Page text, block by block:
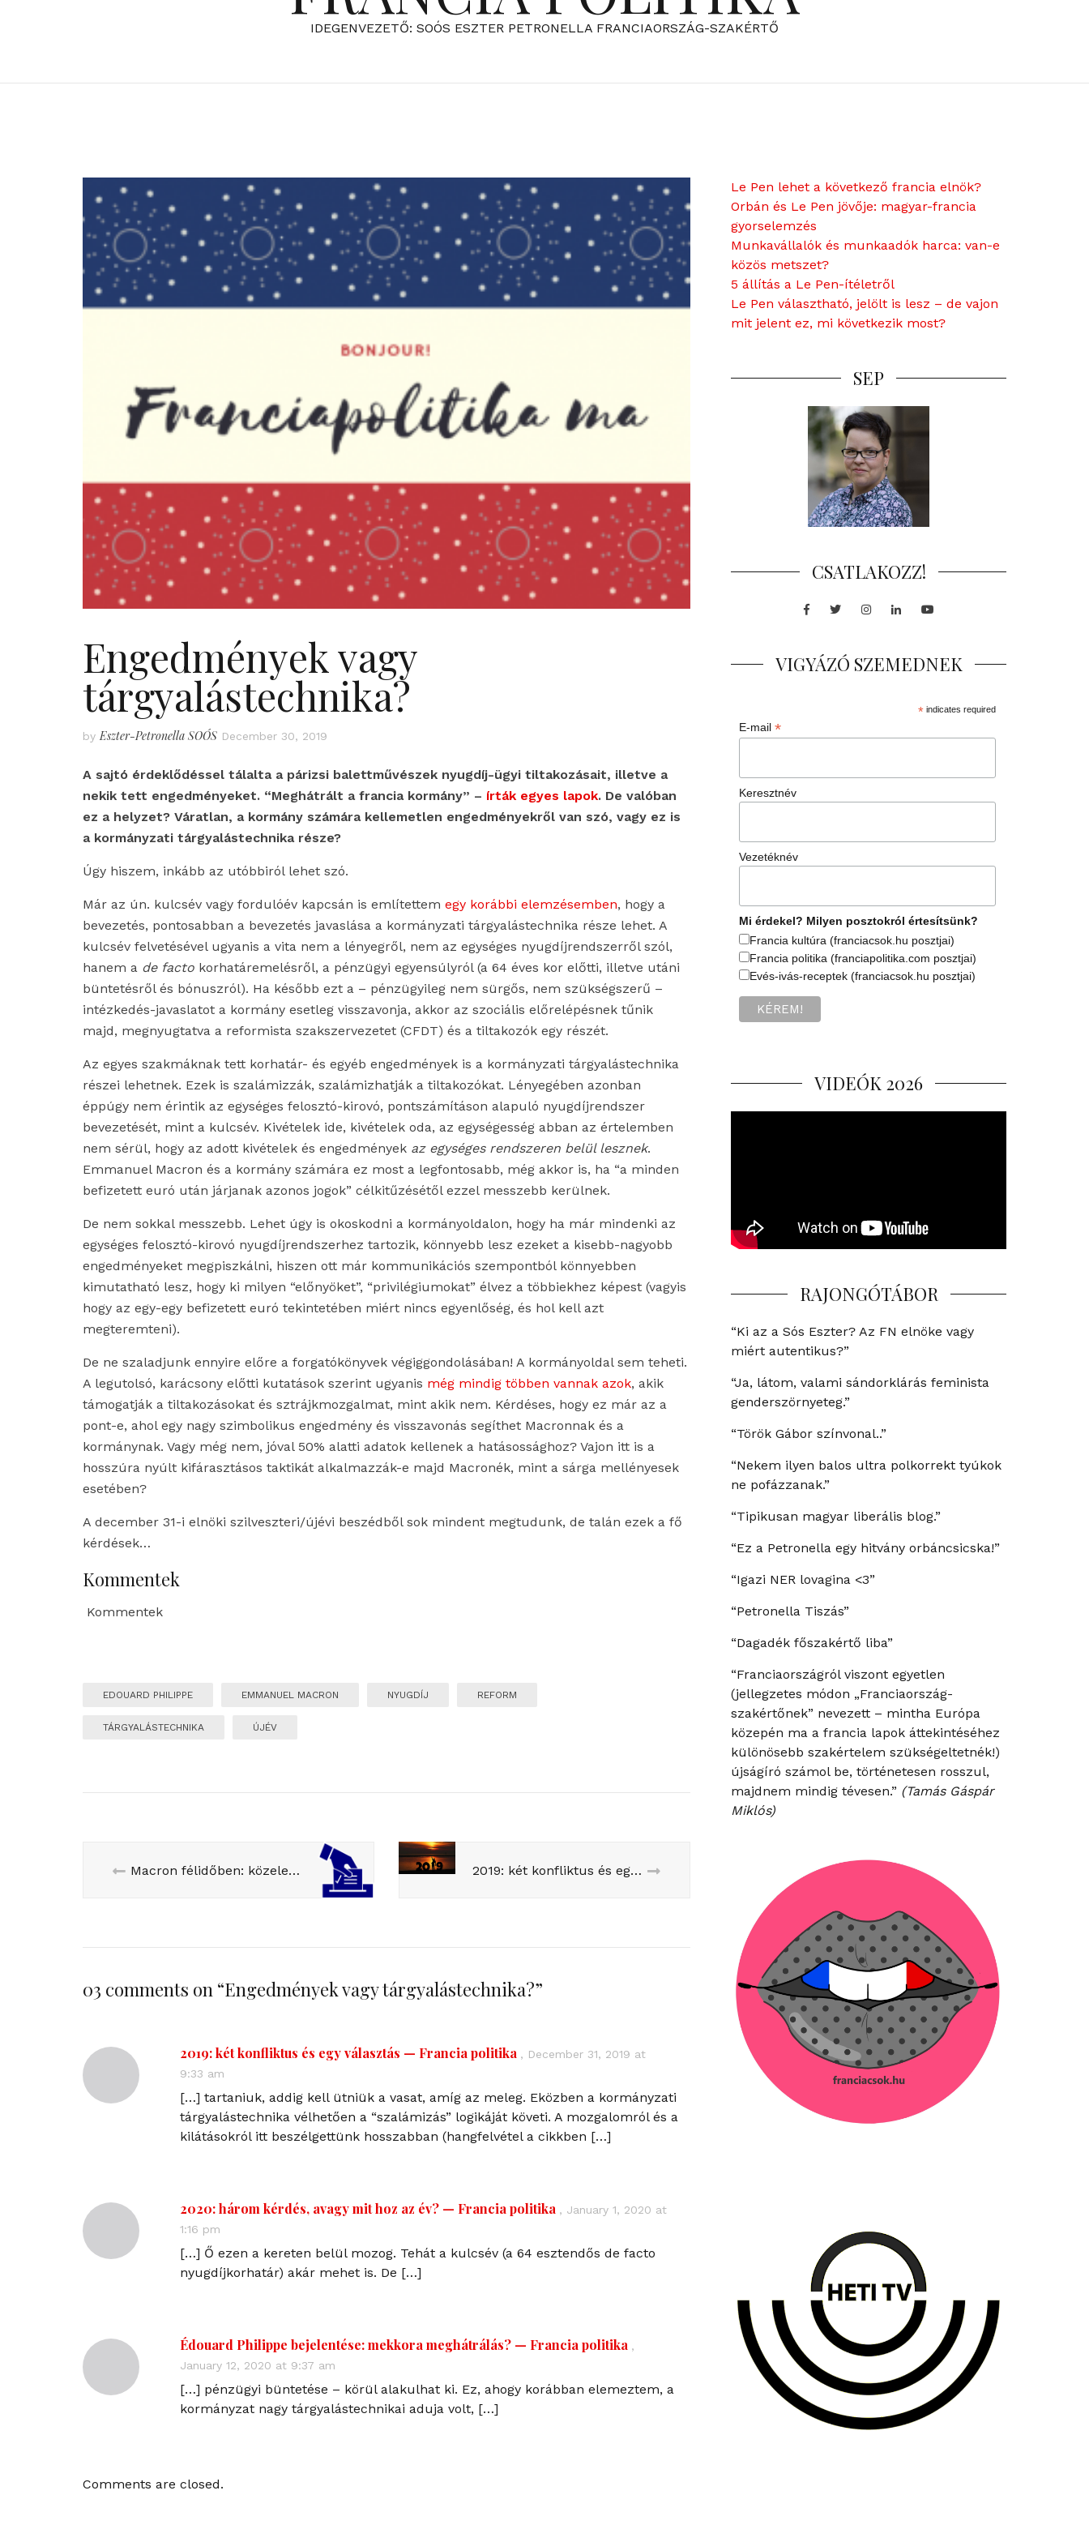
IDEGENVEZETŐ: SOÓS ESZTER PETRONELLA FRANCIAORSZÁG-SZAKÉRTŐ
Engedmények vagy
tárgyalástechnika?
byEszter-Petronella SOÓS December 30, 2019
A sajtó érdeklődéssel tálalta a párizsi balettművészek nyugdíj-ügyi tiltakozásait, illetve a
nekik tett engedményeket. “Meghátrált a francia kormány” – írták egyes lapok. De valóban
ez a helyzet? Váratlan, a kormány számára kellemetlen engedményekről van szó, vagy ez is
a kormányzati tárgyalástechnika része?
Úgy hiszem, inkább az utóbbiról lehet szó.
Már az ún. kulcsév vagy fordulóév kapcsán is említettem egy korábbi elemzésemben, hogy a
bevezetés, pontosabban a bevezetés javaslása a kormányzati tárgyalástechnika része lehet. A
kulcsév felvetésével ugyanis a vita nem a lényegről, nem az egységes nyugdíjrendszerről szól,
hanem a de facto korhatáremelésről, a pénzügyi egyensúlyról (a 64 éves kor előtti, illetve utáni
büntetésről és bónuszról). Ha később ezt a – pénzügyileg nem sürgős, nem szükségszerű –
intézkedés-javaslatot a kormány esetleg visszavonja, akkor az szociális előrelépésnek tűnik
majd, megnyugtatva a reformista szakszervezetet (CFDT) és a tiltakozók egy részét.
Az egyes szakmáknak tett korhatár- és egyéb engedmények is a kormányzati tárgyalástechnika
részei lehetnek. Ezek is szalámizzák, szalámizhatják a tiltakozókat. Lényegében azonban
éppúgy nem érintik az egységes felosztó-kirovó, pontszámításon alapuló nyugdíjrendszer
bevezetését, mint a kulcsév. Kivételek ide, kivételek oda, az egységesség abban az értelemben
nem sérül, hogy az adott kivételek és engedmények az egységes rendszeren belül lesznek.
Emmanuel Macron és a kormány számára ez most a legfontosabb, még akkor is, ha “a minden
befizetett euró után járjanak azonos jogok” célkitűzésétől ezzel messzebb kerülnek.
De nem sokkal messzebb. Lehet úgy is okoskodni a kormányoldalon, hogy ha már mindenki az
egységes felosztó-kirovó nyugdíjrendszerhez tartozik, könnyebb lesz ezeket a kisebb-nagyobb
engedményeket megpiszkálni, hiszen ott már kommunikációs szempontból könnyebben
kimutatható lesz, hogy ki milyen “előnyöket”, “privilégiumokat” élvez a többiekhez képest (vagyis
hogy az egy-egy befizetett euró tekintetében miért nincs egyenlőség, és hol kell azt
megteremteni).
De ne szaladjunk ennyire előre a forgatókönyvek végiggondolásában! A kormányoldal sem teheti.
A legutolsó, karácsony előtti kutatások szerint ugyanis még mindig többen vannak azok, akik
támogatják a tiltakozásokat és sztrájkmozgalmat, mint akik nem. Kérdéses, hogy ez már az a
pont-e, ahol egy nagy szimbolikus engedmény és visszavonás segíthet Macronnak és a
kormánynak. Vagy még nem, jóval 50% alatti adatok kellenek a hatásossághoz? Vajon itt is a
hosszúra nyúlt kifárasztásos taktikát alkalmazzák-e majd Macronék, mint a sárga mellényesek
esetében?
A december 31-i elnöki szilveszteri/újévi beszédből sok mindent megtudunk, de talán ezek a fő
kérdések…
Kommentek
Kommentek
EDOUARD PHILIPPE EMMANUEL MACRON NYUGDÍJ REFORM
TÁRGYALÁSTECHNIKA ÚJÉV
Macron félidőben: közeleg 2022 2019: két konfliktus és egy választás
03 comments on “Engedmények vagy tárgyalástechnika?”
2019: két konfliktus és egy választás — Francia politika , December 31, 2019 at
9:33 am
[…] tartaniuk, addig kell ütniük a vasat, amíg az meleg. Eközben a kormányzati
tárgyalástechnika vélhetően a “szalámizás” logikáját követi. A mozgalomról és a
kilátásokról itt beszélgettünk hosszabban (hangfelvétel a cikkben […]
2020: három kérdés, avagy mit hoz az év? — Francia politika , January 1, 2020 at
1:16 pm
[…] Ő ezen a kereten belül mozog. Tehát a kulcsév (a 64 esztendős de facto
nyugdíjkorhatár) akár mehet is. De […]
Édouard Philippe bejelentése: mekkora meghátrálás? — Francia politika ,
January 12, 2020 at 9:37 am
[…] pénzügyi büntetése – körül alakulhat ki. Ez, ahogy korábban elemeztem, a
kormányzat nagy tárgyalástechnikai aduja volt, […]
Comments are closed.
Le Pen lehet a következő francia elnök?
Orbán és Le Pen jövője: magyar-francia
gyorselemzés
Munkavállalók és munkaadók harca: van-e
közös metszet?
5 állítás a Le Pen-ítéletről
Le Pen választható, jelölt is lesz – de vajon
mit jelent ez, mi következik most?
SEP
CSATLAKOZZ!
Facebook
TwitterInstagram
LinkedInYoutube
VIGYÁZÓ SZEMEDNEK
*indicates required
E-mail*
Keresztnév
Vezetéknév
Mi érdekel? Milyen posztokról értesítsünk?
Francia kultúra (franciacsok.hu posztjai)
Francia politika (franciapolitika.com posztjai)
Evés-ivás-receptek (franciacsok.hu posztjai)
VIDEÓK 2026
RAJONGÓTÁBOR
“Ki az a Sós Eszter? Az FN elnöke vagy
miért autentikus?”
“Ja, látom, valami sándorklárás feminista
genderszörnyeteg.”
“Török Gábor színvonal..”
“Nekem ilyen balos ultra polkorrekt tyúkok
ne pofázzanak.”
“Tipikusan magyar liberális blog.”
“Ez a Petronella egy hitvány orbáncsicska!”
“Igazi NER lovagina <3”
“Petronella Tiszás”
“Dagadék főszakértő liba”
“Franciaországról viszont egyetlen
(jellegzetes módon „Franciaország-
szakértőnek” nevezett – mintha Európa
közepén ma a francia lapok áttekintéséhez
különösebb szakértelem szükségeltetnék!)
újságíró számol be, történetesen rosszul,
majdnem mindig tévesen.” (Tamás Gáspár
Miklós)